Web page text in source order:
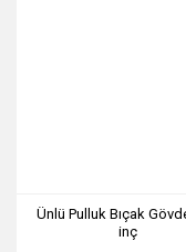
Ünlü Pulluk Bıçak
inç